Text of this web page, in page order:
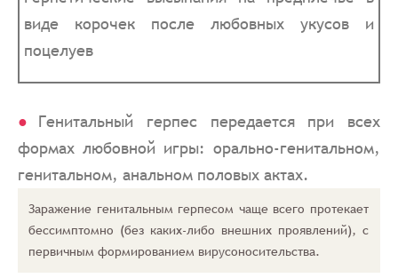
виде корочек после любовных укусов и
поцелуев
Генитальный герпес передается при всех
формах любовной игры: орально-генитальном,
генитальном, анальном половых актах.
Заражение генитальным герпесом чаще всего протекает
бессимптомно (без каких-либо внешних проявлений), с
первичным формированием вирусоносительства.